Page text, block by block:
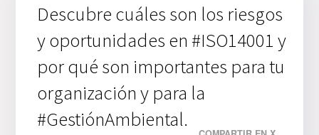
Descubre cuáles son los riesgos
y oportunidades en #ISO14001 y
por qué son importantes para tu
organización y para la
#GestiónAmbiental.